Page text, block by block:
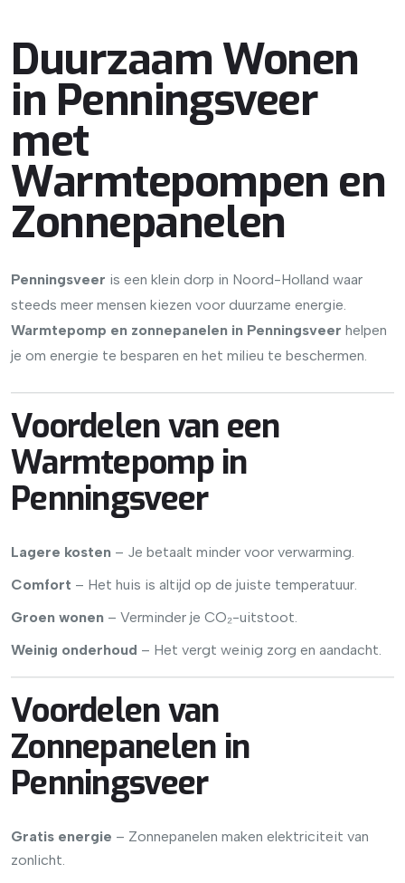
Duurzaam Wonen
in Penningsveer
met
Warmtepompen en
Zonnepanelen
Penningsveer is een klein dorp in Noord-Holland waar
steeds meer mensen kiezen voor duurzame energie.
Warmtepomp en zonnepanelen in Penningsveer helpen
je om energie te besparen en het milieu te beschermen.
Voordelen van een
Warmtepomp in
Penningsveer
Lagere kosten – Je betaalt minder voor verwarming.
Comfort – Het huis is altijd op de juiste temperatuur.
Groen wonen – Verminder je CO₂-uitstoot.
Weinig onderhoud – Het vergt weinig zorg en aandacht.
Voordelen van
Zonnepanelen in
Penningsveer
Gratis energie – Zonnepanelen maken elektriciteit van
zonlicht.